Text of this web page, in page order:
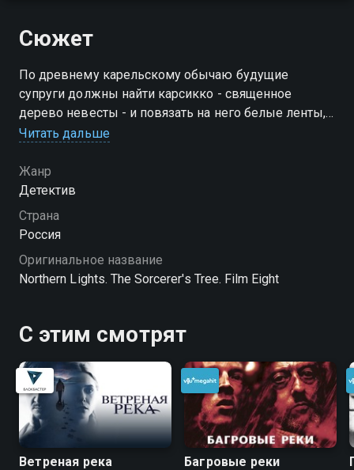
Сюжет
По древнему карельскому обычаю будущие
супруги должны найти карсикко - священное
дерево невесты - и повязать на него белые ленты,
чтобы силы зла не смогли причинить ей вред. Но
Читать дальше
Жанр
Детектив
Страна
Россия
Оригинальное название
Northern Lights. The Sorcerer's Tree. Film Eight
С этим смотрят
Ветреная река Багровые реки